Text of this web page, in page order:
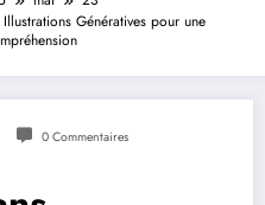
Génératives pour une
0 Commentaires